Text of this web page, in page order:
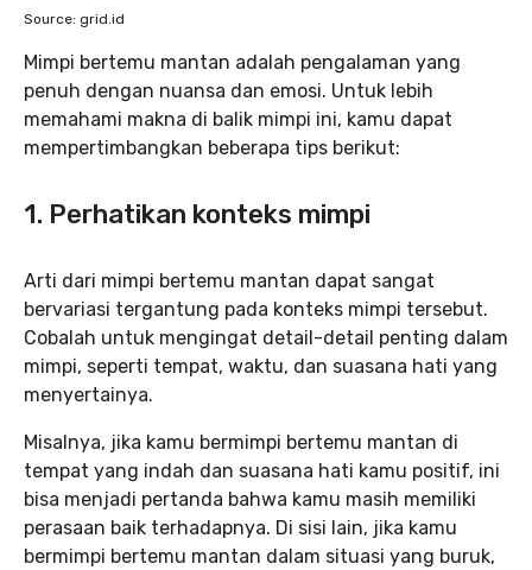
Source: grid.id
Mimpi bertemu mantan adalah pengalaman yang
penuh dengan nuansa dan emosi. Untuk lebih
memahami makna di balik mimpi ini, kamu dapat
mempertimbangkan beberapa tips berikut:
1. Perhatikan konteks mimpi
Arti dari mimpi bertemu mantan dapat sangat
bervariasi tergantung pada konteks mimpi tersebut.
Cobalah untuk mengingat detail-detail penting dalam
mimpi, seperti tempat, waktu, dan suasana hati yang
menyertainya.
Misalnya, jika kamu bermimpi bertemu mantan di
tempat yang indah dan suasana hati kamu positif, ini
bisa menjadi pertanda bahwa kamu masih memiliki
perasaan baik terhadapnya. Di sisi lain, jika kamu
bermimpi bertemu mantan dalam situasi yang buruk,